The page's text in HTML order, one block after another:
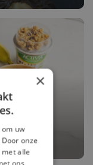
×
uw
onze
alle
ons